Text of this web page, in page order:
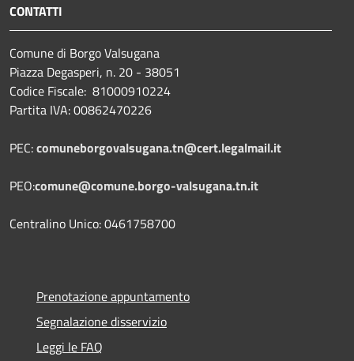
CONTATTI
Comune di Borgo Valsugana
Piazza Degasperi, n. 20 - 38051
Codice Fiscale: 81000910224
Partita IVA: 00862470226
PEC:comuneborgovalsugana.tn@cert.legalmail.it
PEO:comune@comune.borgo-valsugana.tn.it
Centralino Unico: 0461758700
Prenotazione appuntamento
Segnalazione disservizio
Leggi le FAQ